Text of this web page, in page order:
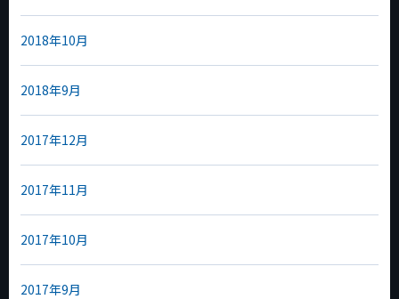
2018年10月
2018年9月
2017年12月
2017年11月
2017年10月
2017年9月